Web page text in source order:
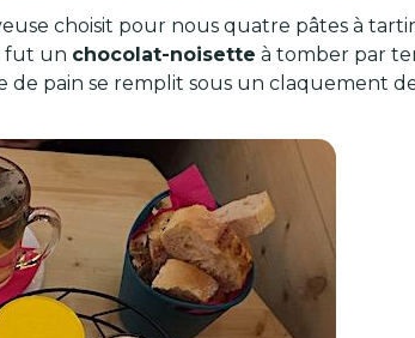
choisit pour nous quatre pâtes à
fut un chocolat-noisette à tomber par
de pain se remplit sous un claquement